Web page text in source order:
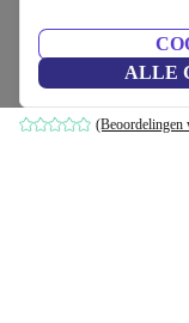
ALLE
Hauck Citi
grijs
(Beoordelingen